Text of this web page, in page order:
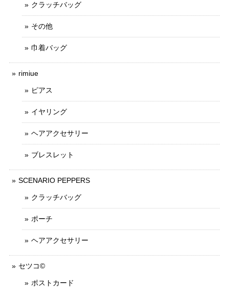
クラッチバッグ
その他
巾着バッグ
rimiue
ピアス
イヤリング
ヘアアクセサリー
ブレスレット
SCENARIO PEPPERS
クラッチバッグ
ポーチ
ヘアアクセサリー
セツコ©
ポストカード